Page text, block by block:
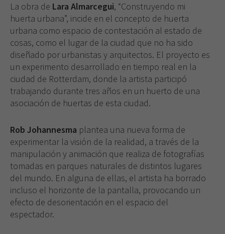
La obra de Lara Almarcegui, “Construyendo mi
huerta urbana”, incide en el concepto de huerta
urbana como espacio de contestación al estado de
cosas, como el lugar de la ciudad que no ha sido
diseñado por urbanistas y arquitectos. El proyecto es
un experimento desarrollado en tiempo real en la
ciudad de Rotterdam, donde la artista participó
trabajando durante tres años en un huerto de una
asociación de huertas de esta ciudad.
Rob Johannesma plantea una nueva forma de
experimentar la visión de la realidad, a través de la
manipulación y animación que realiza de fotografías
tomadas en parques naturales de distintos lugares
del mundo. En alguna de ellas, el artista ha borrado
incluso el horizonte de la pantalla, provocando un
efecto de desorientación en el espacio del
espectador.